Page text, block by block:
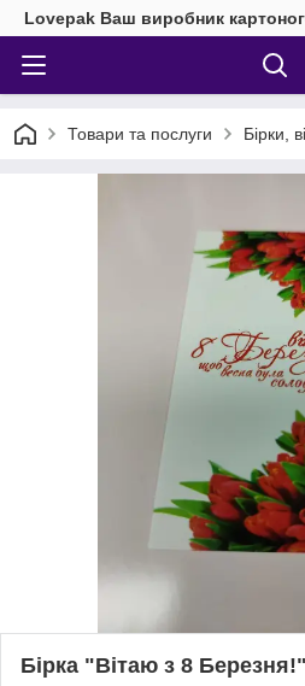
Lovepak Ваш виробник
Товари та послуги Бірки,
Бірка "Вітаю з 8